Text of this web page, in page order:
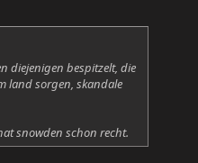
diejenigen bespitzelt, die
land sorgen, skandale
snowden schon recht.